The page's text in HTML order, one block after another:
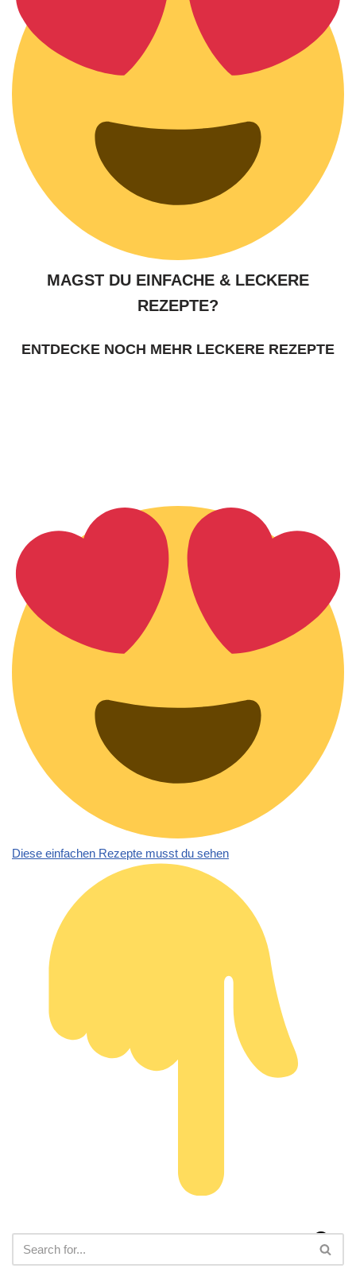
MAGST DU EINFACHE & LECKERE
REZEPTE?
ENTDECKE NOCH MEHR LECKERE REZEPTE
Diese einfachen Rezepte musst du sehen